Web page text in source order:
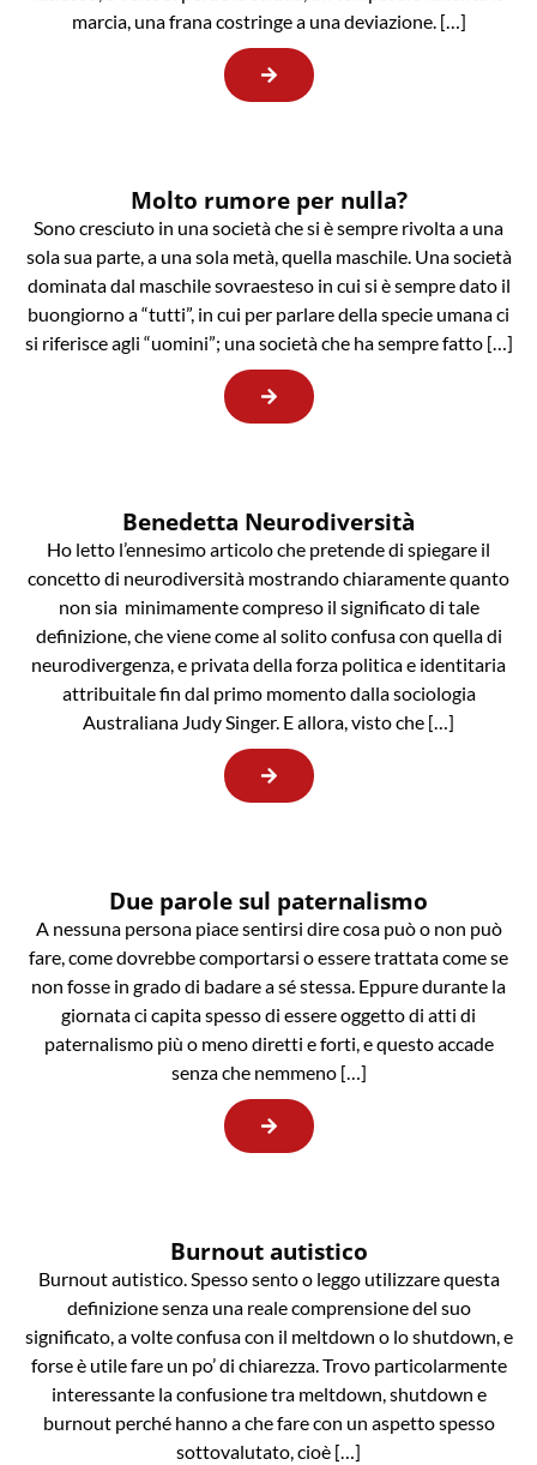
marcia, una frana costringe a una deviazione. […]
Molto rumore per nulla?
Sono cresciuto in una società che si è sempre rivolta a una
sola sua parte, a una sola metà, quella maschile. Una società
dominata dal maschile sovraesteso in cui si è sempre dato il
buongiorno a “tutti”, in cui per parlare della specie umana ci
si riferisce agli “uomini”; una società che ha sempre fatto […]
Benedetta Neurodiversità
Ho letto l’ennesimo articolo che pretende di spiegare il
concetto di neurodiversità mostrando chiaramente quanto
non sia minimamente compreso il significato di tale
definizione, che viene come al solito confusa con quella di
neurodivergenza, e privata della forza politica e identitaria
attribuitale fin dal primo momento dalla sociologia
Australiana Judy Singer. E allora, visto che […]
Due parole sul paternalismo
A nessuna persona piace sentirsi dire cosa può o non può
fare, come dovrebbe comportarsi o essere trattata come se
non fosse in grado di badare a sé stessa. Eppure durante la
giornata ci capita spesso di essere oggetto di atti di
paternalismo più o meno diretti e forti, e questo accade
senza che nemmeno […]
Burnout autistico
Burnout autistico. Spesso sento o leggo utilizzare questa
definizione senza una reale comprensione del suo
significato, a volte confusa con il meltdown o lo shutdown, e
forse è utile fare un po’ di chiarezza. Trovo particolarmente
interessante la confusione tra meltdown, shutdown e
burnout perché hanno a che fare con un aspetto spesso
sottovalutato, cioè […]